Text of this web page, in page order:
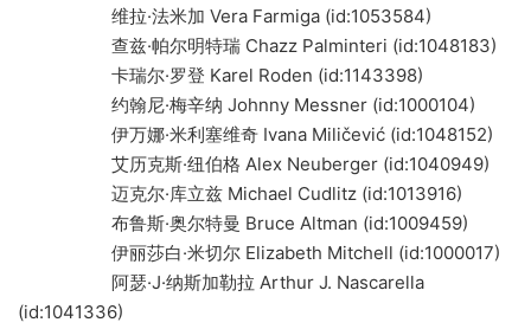
维拉·法米加 Vera Farmiga (id:1053584)
查兹·帕尔明特瑞 Chazz Palminteri (id:1048183)
卡瑞尔·罗登 Karel Roden (id:1143398)
约翰尼·梅辛纳 Johnny Messner (id:1000104)
伊万娜·米利塞维奇 Ivana Miličević (id:1048152)
艾历克斯·纽伯格 Alex Neuberger (id:1040949)
迈克尔·库立兹 Michael Cudlitz (id:1013916)
布鲁斯·奥尔特曼 Bruce Altman (id:1009459)
伊丽莎白·米切尔 Elizabeth Mitchell (id:1000017)
阿瑟·J·纳斯加勒拉 Arthur J. Nascarella
(id:1041336)